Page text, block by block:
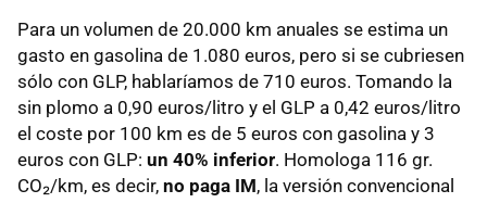
Para un volumen de 20.000 km anuales se estima un
gasto en gasolina de 1.080 euros, pero si se cubriesen
sólo con GLP, hablaríamos de 710 euros. Tomando la
sin plomo a 0,90 euros/litro y el GLP a 0,42 euros/litro
el coste por 100 km es de 5 euros con gasolina y 3
euros con GLP: un 40% inferior. Homologa 116 gr.
CO₂/km, es decir, no paga IM, la versión convencional